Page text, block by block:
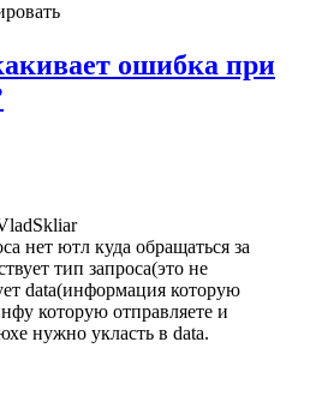
ошибка при
нет ютл куда обращаться за
тип запроса(это не
data(информация которую
которую отправляете и
нужно укласть в data.